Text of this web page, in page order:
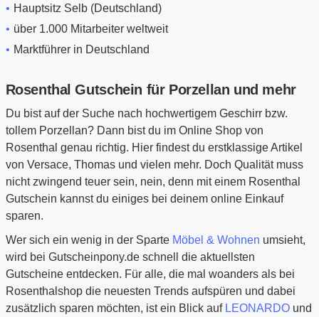
Hauptsitz Selb (Deutschland)
über 1.000 Mitarbeiter weltweit
Marktführer in Deutschland
Rosenthal Gutschein für Porzellan und mehr
Du bist auf der Suche nach hochwertigem Geschirr bzw.
tollem Porzellan? Dann bist du im Online Shop von
Rosenthal genau richtig. Hier findest du erstklassige Artikel
von Versace, Thomas und vielen mehr. Doch Qualität muss
nicht zwingend teuer sein, nein, denn mit einem Rosenthal
Gutschein kannst du einiges bei deinem online Einkauf
sparen.
Wer sich ein wenig in der Sparte Möbel & Wohnen umsieht,
wird bei Gutscheinpony.de schnell die aktuellsten
Gutscheine entdecken. Für alle, die mal woanders als bei
Rosenthalshop die neuesten Trends aufspüren und dabei
zusätzlich sparen möchten, ist ein Blick auf LEONARDOund